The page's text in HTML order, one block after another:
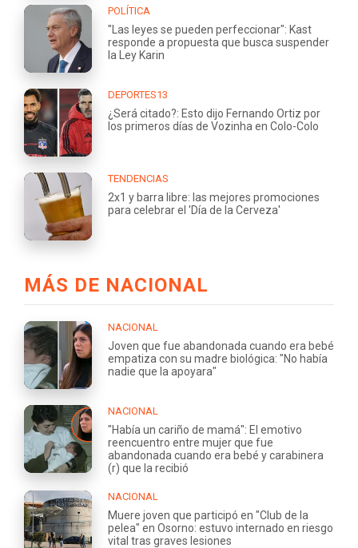
POLÍTICA
"Las leyes se pueden perfeccionar": Kast
responde a propuesta que busca suspender
la Ley Karin
DEPORTES13
¿Será citado?: Esto dijo Fernando Ortiz por
los primeros días de Vozinha en Colo-Colo
TENDENCIAS
2x1 y barra libre: las mejores promociones
para celebrar el 'Día de la Cerveza'
MÁS DE NACIONAL
NACIONAL
Joven que fue abandonada cuando era bebé
empatiza con su madre biológica: "No había
nadie que la apoyara"
NACIONAL
"Había un cariño de mamá": El emotivo
reencuentro entre mujer que fue
abandonada cuando era bebé y carabinera
(r) que la recibió
NACIONAL
Muere joven que participó en "Club de la
pelea" en Osorno: estuvo internado en riesgo
vital tras graves lesiones